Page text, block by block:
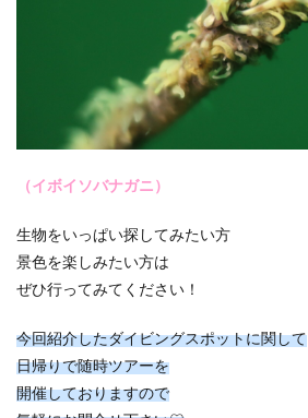
（イボイソバナガニ）
生物をいっぱい探してみたい方
景色を楽しみたい方は
ぜひ行ってみてください！
今回紹介したダイビングスポットに関して
日帰りで随時ツアーを
開催しておりますので